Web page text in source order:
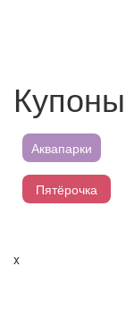
Аквапарки
Пятёрочка
x